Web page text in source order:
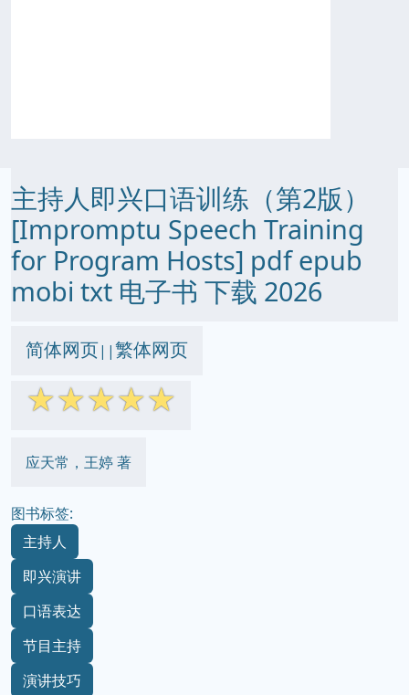
主持人即兴口语训练（第2版）
[Impromptu Speech Training
for Program Hosts] pdf epub
mobi txt 电子书 下载 2026
简体网页||繁体网页
☆☆☆☆☆
应天常，王婷 著
图书标签:
主持人
即兴演讲
口语表达
节目主持
演讲技巧